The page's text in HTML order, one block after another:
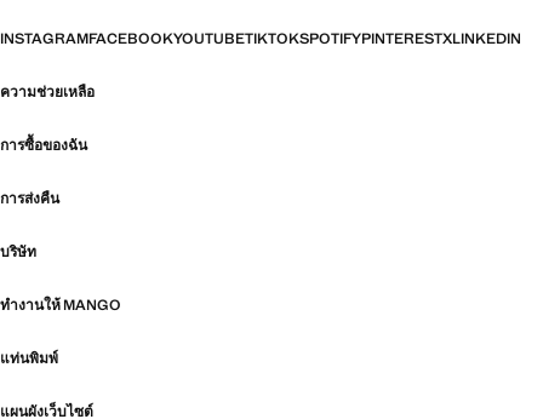
INSTAGRAMFACEBOOKYOUTUBETIKTOKSPOTIFYPINTERESTXLINKEDIN
ความช่วยเหลือ
การซื้อของฉัน
การส่งคืน
บริษัท
ทำงานให้ MANGO
แท่นพิมพ์
แผนผังเว็บไซต์